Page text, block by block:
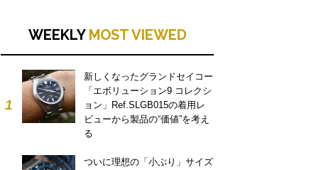
WEEKLY MOST VIEWED
1
新しくなったグランドセイコー
「エボリューション9 コレクシ
ョン」Ref.SLGB015の着用レ
ビューから製品の“価値”を考え
る
ついに理想の「小ぶり」サイズ